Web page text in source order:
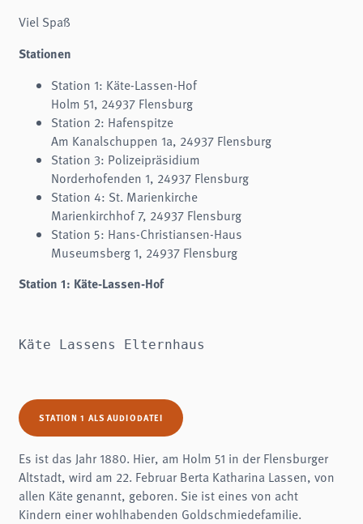
Viel Spaß
Stationen
Station 1: Käte-Lassen-Hof
Holm 51, 24937 Flensburg
Station 2: Hafenspitze
Am Kanalschuppen 1a, 24937 Flensburg
Station 3: Polizeipräsidium
Norderhofenden 1, 24937 Flensburg
Station 4: St. Marienkirche
Marienkirchhof 7, 24937 Flensburg
Station 5: Hans-Christiansen-Haus
Museumsberg 1, 24937 Flensburg
Station 1: Käte-Lassen-Hof
Käte Lassens Elternhaus
STATION 1 ALS AUDIODATEI
Es ist das Jahr 1880. Hier, am Holm 51 in der Flensburger
Altstadt, wird am 22. Februar Berta Katharina Lassen, von
allen Käte genannt, geboren. Sie ist eines von acht
Kindern einer wohlhabenden Goldschmiedefamilie.
cookie_consent
Dieser Cookie speichert die ausgewählten Einverständnis-Optionen des Benutzers
1 Jahr
STATISTIK
Statistik Cookies erfassen Informationen anonym. Diese Informationen helfen uns
zu verstehen, wie unsere Besucher unsere Website nutzen.
analytics
Anbieter: